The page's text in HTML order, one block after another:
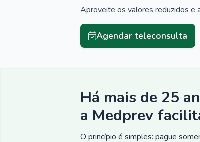
Aproveite os valores reduzidos e
Agendar teleconsulta
Há mais de 25
a Medprev
O princípio é simples: pague